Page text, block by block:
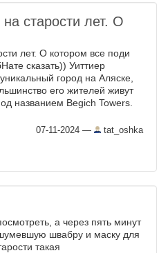
старости лет. О
лет. О котором все поди
сказать)) Уиттиер
город на Аляске,
его жителей живут
названием Begich Towers.
07-11-2024 — tat_oshka
а через пять минут
швабру и маску для
такая